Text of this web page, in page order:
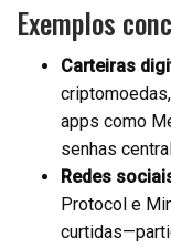
Exemplos
Carteiras
apps como
senhas
Redes
Protocol e